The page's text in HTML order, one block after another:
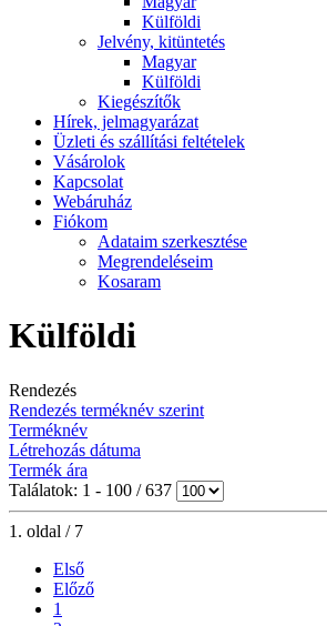
Külföldi
Jelvény, kitüntetés
Magyar
Külföldi
Kiegészítők
Hírek, jelmagyarázat
Üzleti és szállítási feltételek
Vásárolok
Kapcsolat
Webáruház
Fiókom
Adataim szerkesztése
Megrendeléseim
Kosaram
Külföldi
Rendezés
Rendezés terméknév szerint
Terméknév
Létrehozás dátuma
Termék ára
Találatok: 1 - 100 / 637
1. oldal / 7
Első
Előző
1